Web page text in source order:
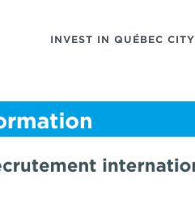
INVEST IN QUÉBEC CITY